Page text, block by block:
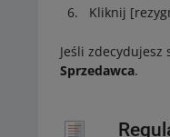
Kliknij
Jeśli
Sprzedawca.